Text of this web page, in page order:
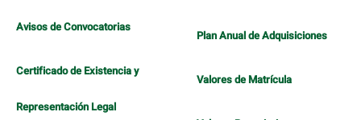
Avisos de Convocatorias
Certificado de Existencia y
Representación Legal
Plan Anual de Adquisiciones
Valores de Matrícula